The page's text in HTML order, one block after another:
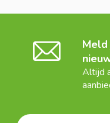
Meld
Altijd